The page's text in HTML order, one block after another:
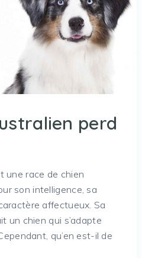
perd
une race de chien
son intelligence, sa
affectueux. Sa
un chien qui s’adapte
qu’en est-il de